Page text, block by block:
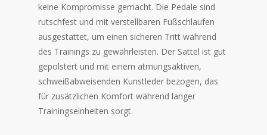
keine Kompromisse gemacht. Die Pedale sind
rutschfest und mit verstellbaren Fußschlaufen
ausgestattet, um einen sicheren Tritt während
des Trainings zu gewährleisten. Der Sattel ist gut
gepolstert und mit einem atmungsaktiven,
schweißabweisenden Kunstleder bezogen, das
für zusätzlichen Komfort während langer
Trainingseinheiten sorgt.